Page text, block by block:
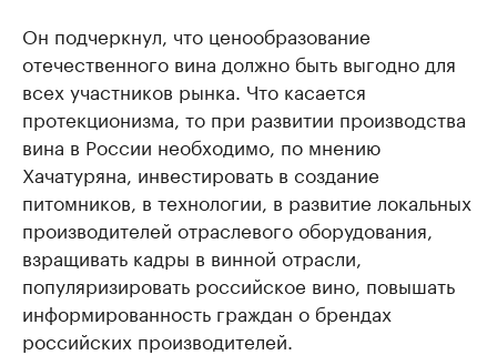
Он подчеркнул, что ценообразование
отечественного вина должно быть выгодно для
всех участников рынка. Что касается
протекционизма, то при развитии производства
вина в России необходимо, по мнению
Хачатуряна, инвестировать в создание
питомников, в технологии, в развитие локальных
производителей отраслевого оборудования,
взращивать кадры в винной отрасли,
популяризировать российское вино, повышать
информированность граждан о брендах
российских производителей.